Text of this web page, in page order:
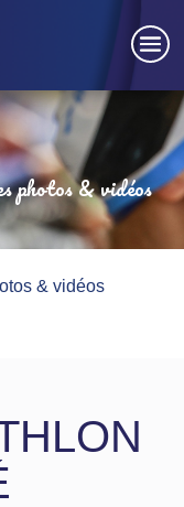
photos & vidéos
& vidéos